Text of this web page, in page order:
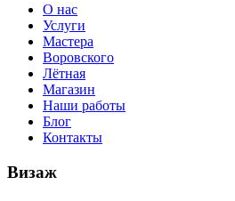
О нас
Услуги
Мастера
Воровского
Лётная
Магазин
Наши работы
Блог
Контакты
Визаж